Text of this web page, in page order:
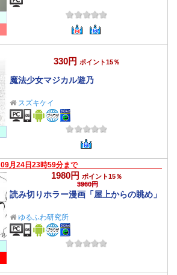
330円 ポイント15％
魔法少女マジカル遊乃
スズキケイ
09月24日23時59分まで
1980円 ポイント15％
3960円
読み切りホラー漫画「屋上からの眺め」
ゆるふわ研究所